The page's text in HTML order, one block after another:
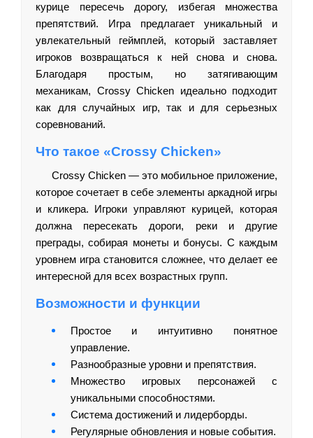
курице пересечь дорогу, избегая множества
препятствий. Игра предлагает уникальный и
увлекательный геймплей, который заставляет
игроков возвращаться к ней снова и снова.
Благодаря простым, но затягивающим
механикам, Crossy Chicken идеально подходит
как для случайных игр, так и для серьезных
соревнований.
Что такое «Crossy Chicken»
Crossy Chicken — это мобильное приложение,
которое сочетает в себе элементы аркадной игры
и кликера. Игроки управляют курицей, которая
должна пересекать дороги, реки и другие
преграды, собирая монеты и бонусы. С каждым
уровнем игра становится сложнее, что делает ее
интересной для всех возрастных групп.
Возможности и функции
Простое и интуитивно понятное
управление.
Разнообразные уровни и препятствия.
Множество игровых персонажей с
уникальными способностями.
Система достижений и лидерборды.
Регулярные обновления и новые события.